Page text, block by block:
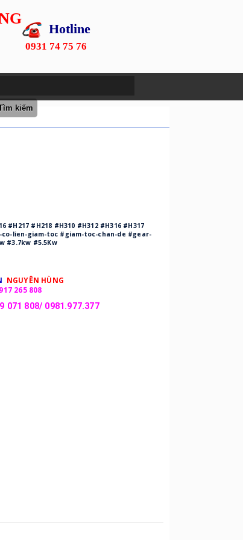
Hotline
0931 74 75 76
#H217 #H218 #H310 #H312 #H316 #H317
lien-giam-toc #giam-toc-chan-de #gear-
#3.7kw #5.5Kw
NGUYÊN HÙNG
265 808
071 808/ 0981.977.377